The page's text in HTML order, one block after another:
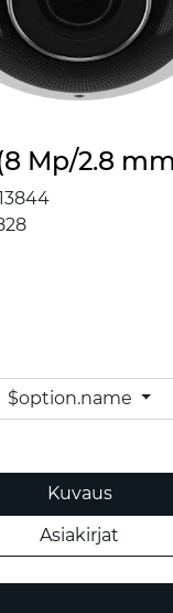
Mp/2.8
$option.name
Kuvaus
Asiakirjat